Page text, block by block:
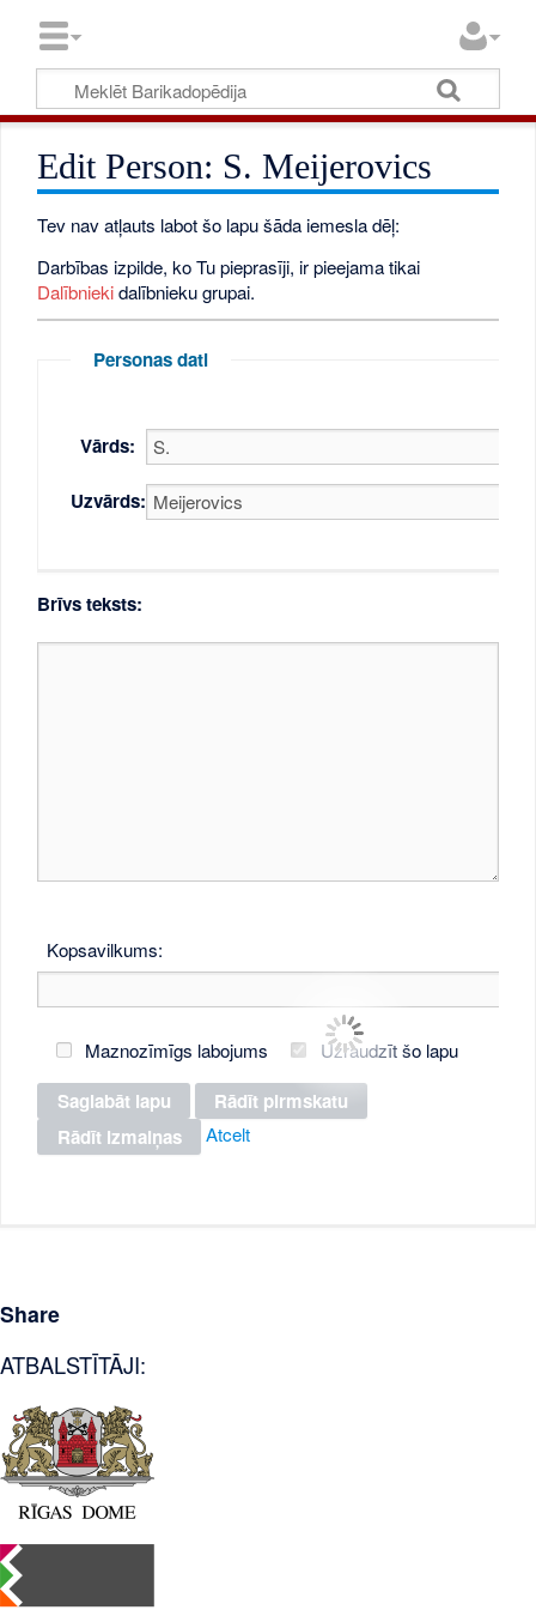
Edit Person: S. Meijerovics
Tev nav atļauts labot šo lapu šāda iemesla dēļ:
Darbības izpilde, ko Tu pieprasīji, ir pieejama tikai
Dalībniekidalībnieku grupai.
Personas dati
Vārds:
Uzvārds:
Brīvs teksts:
Kopsavilkums:
Maznozīmīgs labojums Uzraudzīt šo lapu
Atcelt
Share
ATBALSTĪTĀJI: